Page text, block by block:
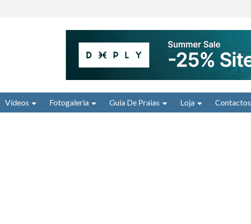
Vídeos Fotogaleria Guia De Praias Loja Contactos